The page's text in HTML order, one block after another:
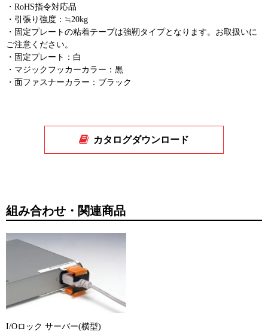
・RoHS指令対応品
・引張り強度：≒20kg
・固定プレートの粘着テープは強靭タイプとなります。お取扱いに
ご注意ください。
・固定プレート：白
・マジックフッカーカラー：黒
・面ファスナーカラー：ブラック
カタログダウンロード
組み合わせ・関連商品
I/Oロック サーバー(横型)